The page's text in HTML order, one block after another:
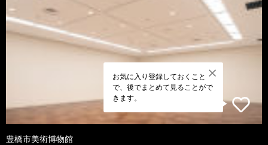
お気に入り登録しておくこと
で、後でまとめて見ることがで
きます。
豊橋市美術博物館